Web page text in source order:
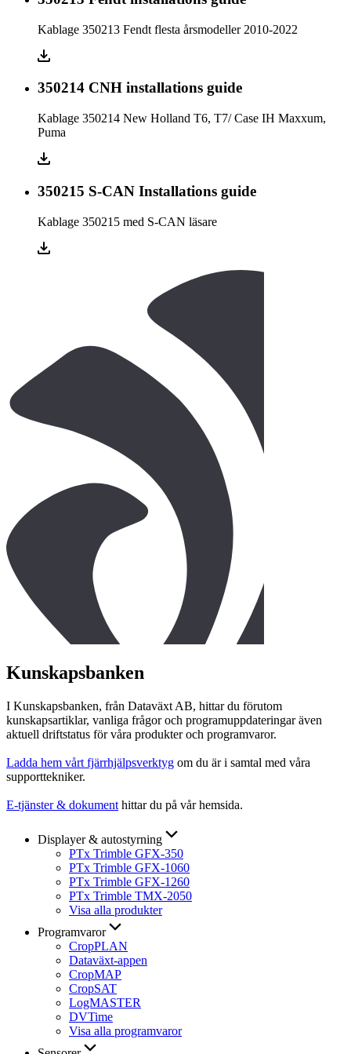
Kablage 350213 Fendt flesta årsmodeller 2010-2022
350214 CNH installations guide
Kablage 350214 New Holland T6, T7/ Case IH Maxxum,
Puma
350215 S-CAN Installations guide
Kablage 350215 med S-CAN läsare
Kunskapsbanken
I Kunskapsbanken, från Dataväxt AB, hittar du förutom
kunskapsartiklar, vanliga frågor och programuppdateringar även
aktuell driftstatus för våra produkter och programvaror.
Ladda hem vårt fjärrhjälpsverktyg om du är i samtal med våra
supporttekniker.
E-tjänster & dokument hittar du på vår hemsida.
Displayer & autostyrning
PTx Trimble GFX-350
PTx Trimble GFX-1060
PTx Trimble GFX-1260
PTx Trimble TMX-2050
Visa alla produkter
Programvaror
CropPLAN
Dataväxt-appen
CropMAP
CropSAT
LogMASTER
DVTime
Visa alla programvaror